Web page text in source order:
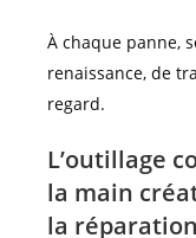
À chaque panne,
renaissance, de
regard.
L’outillage
la main
la réparation